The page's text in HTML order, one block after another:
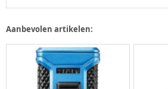
Aanbevolen artikelen: